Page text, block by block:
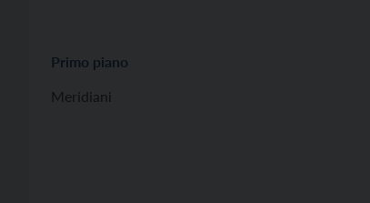
Primo piano
Meridiani